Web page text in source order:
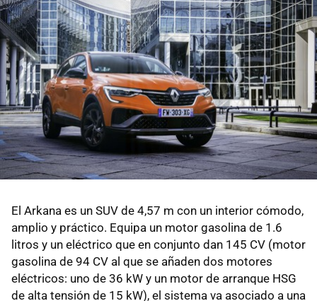
El Arkana es un SUV de 4,57 m con un interior cómodo,
amplio y práctico. Equipa un motor gasolina de 1.6
litros y un eléctrico que en conjunto dan 145 CV (motor
gasolina de 94 CV al que se añaden dos motores
eléctricos: uno de 36 kW y un motor de arranque HSG
de alta tensión de 15 kW), el sistema va asociado a una